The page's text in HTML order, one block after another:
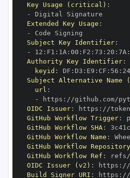
Key Usage (critical) :
-
Extended Key Usage :
-
Subject Key Identifier:
-
12 : F1 : 1A : 00 : F2 : 73 : 20 : 7A :
Authority Key Identifier:
keyid : DF : D3 : E9 : CF : 56 : 24
Subject Alternative
url :
-
https : //github.com/
OIDC Issuer: https :
GitHub Workflow Trigger:
GitHub Workflow SHA:
GitHub Workflow Name :
GitHub Workflow Repository
GitHub Workflow Ref :
OIDC Issuer (v2) : https :
Build Signer URI : https : //